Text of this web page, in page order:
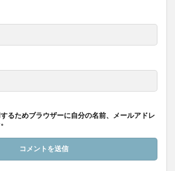
るためブラウザーに自分の名前、メールアドレ